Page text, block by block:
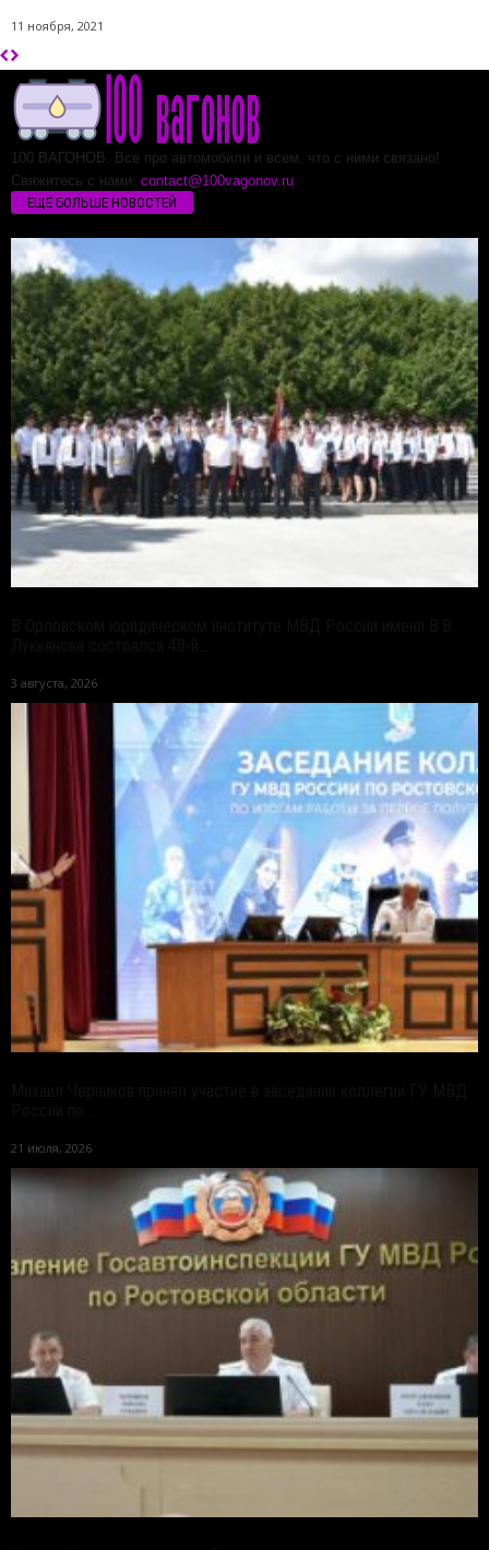
11 ноября, 2021
100 ВАГОНОВ. Все про автомобили и всем, что с ними связано!
Свяжитесь с нами: contact@100vagonov.ru
ЕЩЁ БОЛЬШЕ НОВОСТЕЙ
3 августа, 2026
21 июля, 2026